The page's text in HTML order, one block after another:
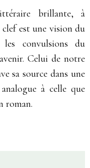
brillante, à
est une vision du
convulsions du
Celui de notre
sa source dans une
à celle que
roman.